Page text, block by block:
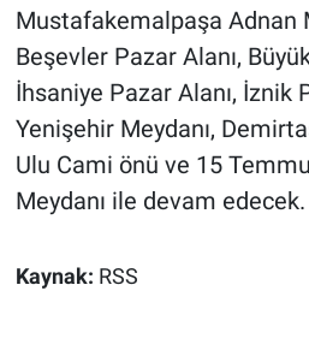
Mustafakemalpaşa Adnan
Beşevler Pazar Alanı,
İhsaniye Pazar Alanı, İznik
Yenişehir Meydanı,
Ulu Cami önü ve 15
Meydanı ile devam edecek.
Kaynak: RSS